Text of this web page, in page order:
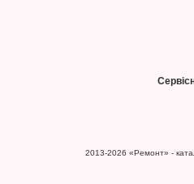
2013-2026 «Ремонт» -